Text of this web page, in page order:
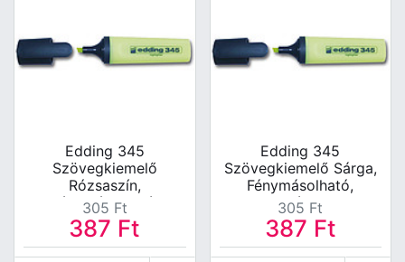
Edding 345
Szövegkiemelő
Rózsaszín,
Fénymásolható,
Faxolható 2-5mm ,
Akció A Készlet Erejéig!
305 Ft
387 Ft
Edding 345
Szövegkiemelő Sárga,
Fénymásolható,
Faxolható 2-5mm ,
Akció A Készlet Erejéig!
305 Ft
387 Ft